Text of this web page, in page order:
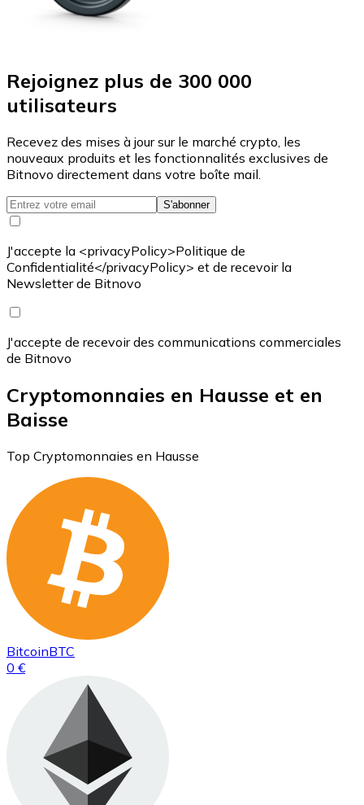
Rejoignez plus de 300 000
utilisateurs
Recevez des mises à jour sur le marché crypto, les
nouveaux produits et les fonctionnalités exclusives de
Bitnovo directement dans votre boîte mail.
S'abonner
J'accepte la <privacyPolicy>Politique de
Confidentialité</privacyPolicy> et de recevoir la
Newsletter de Bitnovo
J'accepte de recevoir des communications commerciales
de Bitnovo
Cryptomonnaies en Hausse et en
Baisse
Top Cryptomonnaies en Hausse
BitcoinBTC
0 €